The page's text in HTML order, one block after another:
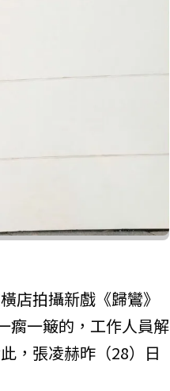
店拍攝新戲《歸鸞》
瘸一簸的，工作人員解
，張凌赫昨（28）日